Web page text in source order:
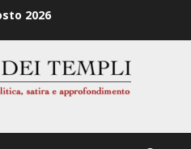
2026